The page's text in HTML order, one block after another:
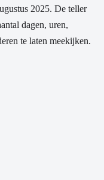
2025. De teller
dagen, uren,
te laten meekijken.